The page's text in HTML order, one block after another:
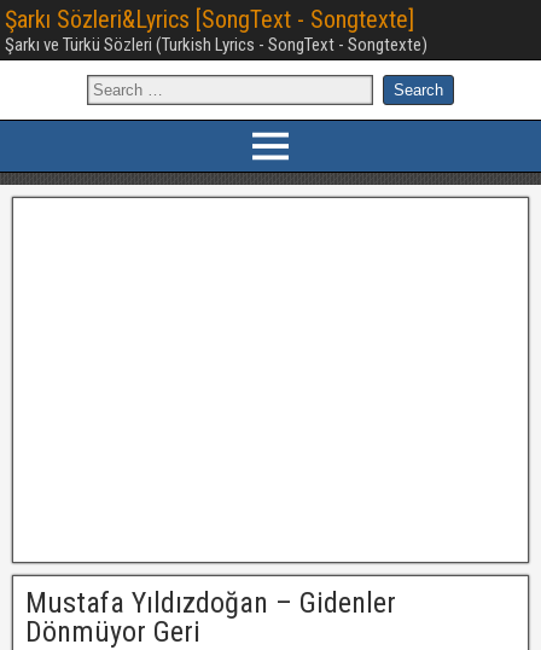
Şarkı Sözleri&Lyrics [SongText - Songtexte]
Şarkı ve Türkü Sözleri (Turkish Lyrics - SongText - Songtexte)
Mustafa Yıldızdoğan – Gidenler
Dönmüyor Geri